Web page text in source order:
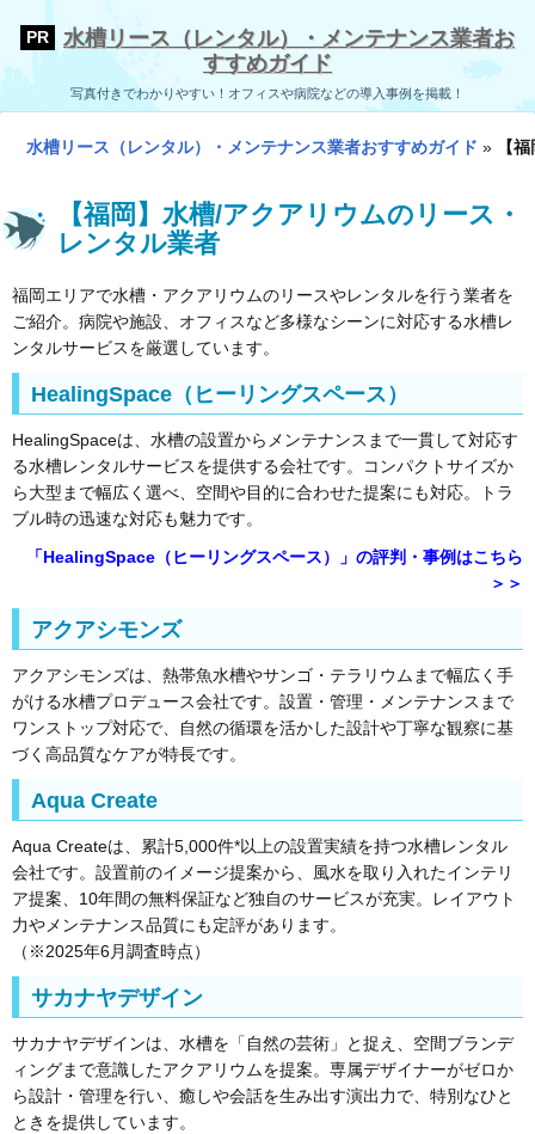
水槽リース（レンタル）・メンテナンス業者お
すすめガイド
写真付きでわかりやすい！オフィスや病院などの導入事例を掲載！
水槽リース（レンタル）・メンテナンス業者おすすめガイド » 【
【福岡】水槽/アクアリウムのリース・
レンタル業者
福岡エリアで水槽・アクアリウムのリースやレンタルを行う業者を
ご紹介。病院や施設、オフィスなど多様なシーンに対応する水槽レ
ンタルサービスを厳選しています。
HealingSpace（ヒーリングスペース）
HealingSpaceは、水槽の設置からメンテナンスまで一貫して対応す
る水槽レンタルサービスを提供する会社です。コンパクトサイズか
ら大型まで幅広く選べ、空間や目的に合わせた提案にも対応。トラ
ブル時の迅速な対応も魅力です。
「HealingSpace（ヒーリングスペース）」の評判・事例はこちら
＞＞
アクアシモンズ
アクアシモンズは、熱帯魚水槽やサンゴ・テラリウムまで幅広く手
がける水槽プロデュース会社です。設置・管理・メンテナンスまで
ワンストップ対応で、自然の循環を活かした設計や丁寧な観察に基
づく高品質なケアが特長です。
Aqua Create
Aqua Createは、累計5,000件*以上の設置実績を持つ水槽レンタル
会社です。設置前のイメージ提案から、風水を取り入れたインテリ
ア提案、10年間の無料保証など独自のサービスが充実。レイアウト
力やメンテナンス品質にも定評があります。
（※2025年6月調査時点）
サカナヤデザイン
サカナヤデザインは、水槽を「自然の芸術」と捉え、空間ブランデ
ィングまで意識したアクアリウムを提案。専属デザイナーがゼロか
ら設計・管理を行い、癒しや会話を生み出す演出力で、特別なひと
ときを提供しています。